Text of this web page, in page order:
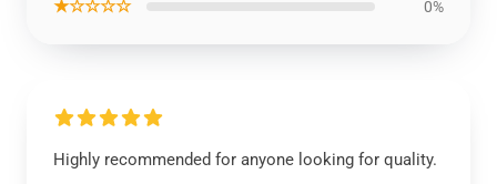
★☆☆☆☆ 0%
Highly recommended for anyone looking for quality.